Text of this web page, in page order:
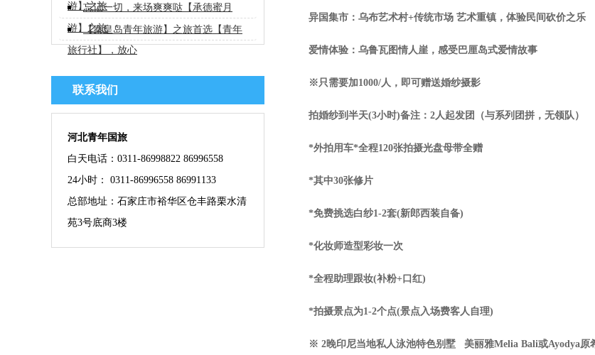
游】之旅
忘记一切，来场爽爽哒【承德蜜月
游】之旅
【秦皇岛青年旅游】之旅首选【青年
旅行社】，放心
联系我们
河北青年国旅
白天电话：0311-86998822 86996558
24小时： 0311-86996558 86991133
总部地址：石家庄市裕华区仓丰路栗水清
苑3号底商3楼
异国集市：乌布艺术村+传统市场 艺术重镇，体验民间砍价之乐
爱情体验：乌鲁瓦图情人崖，感受巴厘岛式爱情故事
※只需要加1000/人，即可赠送婚纱摄影
拍婚纱到半天(3小时)备注：2人起发团（与系列团拼，无领队）
*外拍用车*全程120张拍摄光盘母带全赠
*其中30张修片
*免费挑选白纱1-2套(新郎西装自备)
*化妆师造型彩妆一次
*全程助理跟妆(补粉+口红)
*拍摄景点为1-2个点(景点入场费客人自理)
※ 2晚印尼当地私人泳池特色别墅 美丽雅Melia Bali或Ayodya原